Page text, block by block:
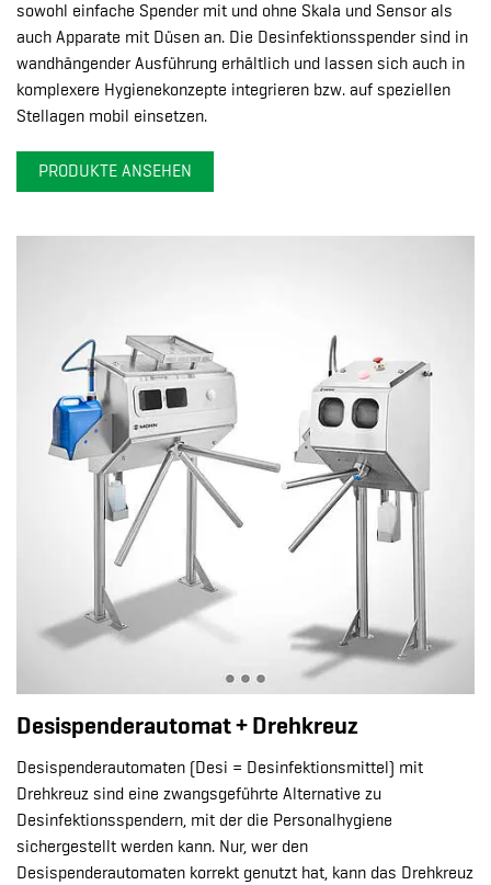
sowohl einfache Spender mit und ohne Skala und Sensor als
auch Apparate mit Düsen an. Die Desinfektionsspender sind in
wandhängender Ausführung erhältlich und lassen sich auch in
komplexere Hygienekonzepte integrieren bzw. auf speziellen
Stellagen mobil einsetzen.
PRODUKTE ANSEHEN
Desispenderautomat + Drehkreuz
Desispenderautomaten (Desi = Desinfektionsmittel) mit
Drehkreuz sind eine zwangsgeführte Alternative zu
Desinfektionsspendern, mit der die Personalhygiene
sichergestellt werden kann. Nur, wer den
Desispenderautomaten korrekt genutzt hat, kann das Drehkreuz